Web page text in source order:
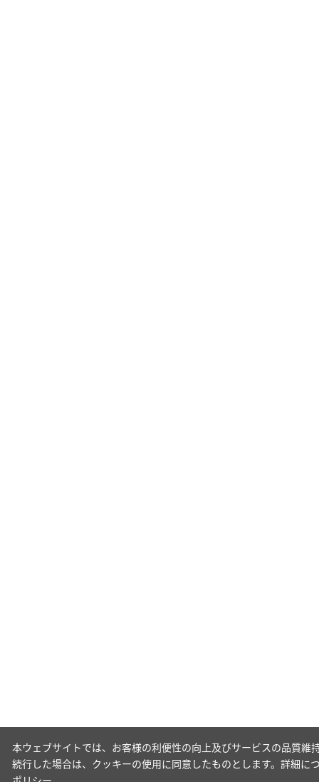
本ウェブサイトでは、お客様の利便性の向上及びサービスの品質
続行した場合は、クッキーの使用に同意したものとします。詳細